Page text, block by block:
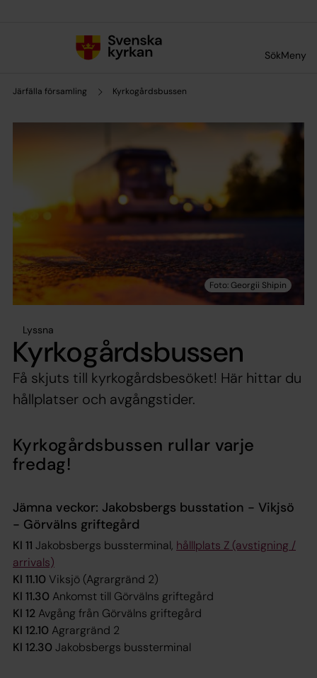
SökMeny
Järfälla församling Kyrkogårdsbussen
Lyssna
Kyrkogårdsbussen
Få skjuts till kyrkogårdsbesöket! Här hittar du
hållplatser och avgångstider.
Kyrkogårdsbussen rullar varje
fredag!
Jämna veckor: Jakobsbergs busstation - Vikjsö
- Görvälns griftegård
Kl 11 Jakobsbergs bussterminal, hålllplats Z (avstigning /
arrivals)
Kl 11.10 Viksjö (Agrargränd 2)
Kl 11.30 Ankomst till Görvälns griftegård
Kl 12 Avgång från Görvälns griftegård
Kl 12.10 Agrargränd 2
Kl 12.30 Jakobsbergs bussterminal